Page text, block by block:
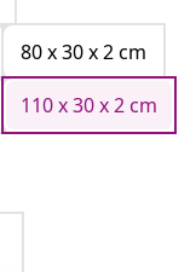
80 x 30 x 2 cm
110 x 30 x 2 cm